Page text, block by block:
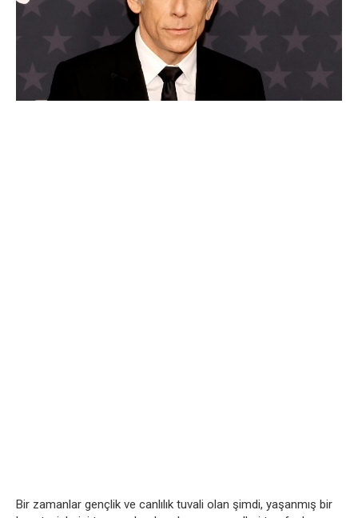
Bir zamanlar gençlik ve canlılık tuvali olan şimdi, yaşanmış bir